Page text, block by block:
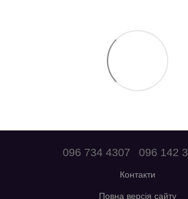
096 734 4307 096 142
Контакти
Повна версія сайту